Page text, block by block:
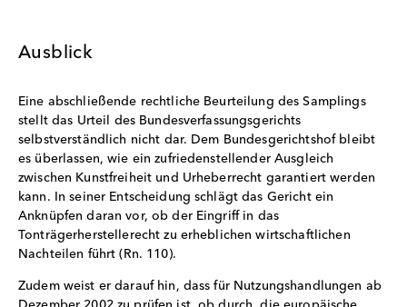
Ausblick
Eine abschließende rechtliche Beurteilung des Samplings
stellt das Urteil des Bundesverfassungsgerichts
selbstverständlich nicht dar. Dem Bundesgerichtshof bleibt
es überlassen, wie ein zufriedenstellender Ausgleich
zwischen Kunstfreiheit und Urheberrecht garantiert werden
kann. In seiner Entscheidung schlägt das Gericht ein
Anknüpfen daran vor, ob der Eingriff in das
Tonträgerherstellerecht zu erheblichen wirtschaftlichen
Nachteilen führt (Rn. 110).
Zudem weist er darauf hin, dass für Nutzungshandlungen ab